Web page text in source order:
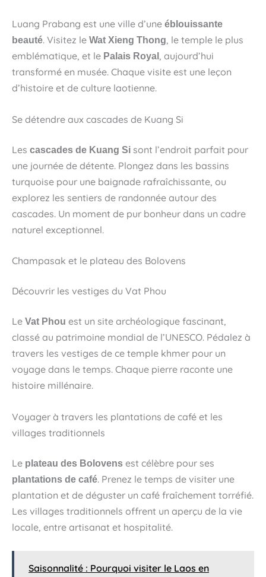
Luang Prabang est une ville d’une éblouissante
beauté. Visitez le Wat Xieng Thong, le temple le plus
emblématique, et le Palais Royal , aujourd’hui
transformé en musée. Chaque visite est une leçon
d’histoire et de culture laotienne.
Se détendre aux cascades de Kuang Si
Les cascades de Kuang Si sont l’endroit parfait pour
une journée de détente. Plongez dans les bassins
turquoise pour une baignade rafraîchissante, ou
explorez les sentiers de randonnée autour des
cascades. Un moment de pur bonheur dans un cadre
naturel exceptionnel.
Champasak et le plateau des Bolovens
Découvrir les vestiges du Vat Phou
Le Vat Phou est un site archéologique fascinant,
classé au patrimoine mondial de l’UNESCO. Pédalez à
travers les vestiges de ce temple khmer pour un
voyage dans le temps. Chaque pierre raconte une
histoire millénaire.
Voyager à travers les plantations de café et les
villages traditionnels
Le plateau des Bolovens est célèbre pour ses
plantations de café. Prenez le temps de visiter une
plantation et de déguster un café fraîchement torréfié.
Les villages traditionnels offrent un aperçu de la vie
locale, entre artisanat et hospitalité.
Saisonnalité : Pourquoi visiter le Laos en